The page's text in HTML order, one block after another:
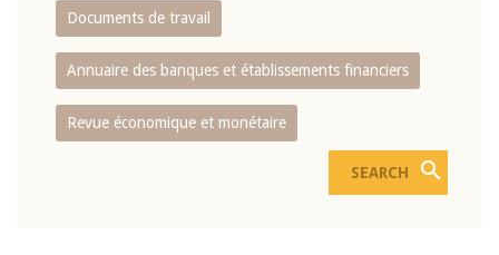
Documents de travail
Annuaire des banques et établissements financiers
Revue économique et monétaire